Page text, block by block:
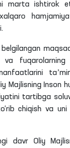
marta ishtirok
va fuqarolarning
Majlisning Inson
tartibga
chiqish va uni
davr Oliy